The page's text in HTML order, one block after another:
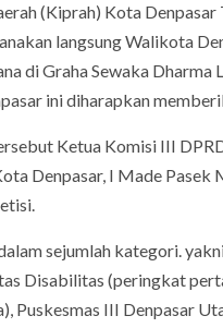
(Kiprah) Kota
langsung Walikota
di Graha Sewaka
ini diharapkan
Ketua Komisi III
Denpasar, I Made
sejumlah kategori.
Disabilitas (peringkat
Puskesmas III Denpasar